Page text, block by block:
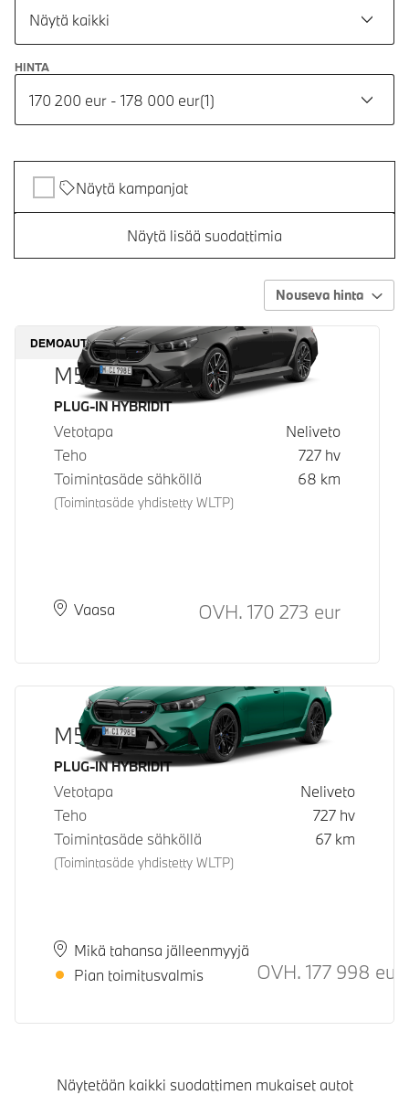
Näytä kaikki
HINTA
170 200 eur - 178 000 eur(1)
Näytä kampanjat
Näytä lisää suodattimia
Nouseva hinta
DEMOAUTO
M5 Sedan
Käyttövoima
PLUG-IN HYBRIDIT
Vetotapa
Neliveto
Teho
727 hv
Toimintasäde sähköllä
(Toimintasäde yhdistetty WLTP)
68 km
Paikkakunta
Vaasa
Toimitusaika Hinta
OVH. 170 273 eur
M5 Sedan
Käyttövoima
PLUG-IN HYBRIDIT
Vetotapa
Neliveto
Teho
727 hv
Toimintasäde sähköllä
(Toimintasäde yhdistetty WLTP)
67 km
Paikkakunta
Mikä tahansa jälleenmyyjä
Toimitusaika
Pian toimitusvalmis
OVH. 177 998 eur
Näytetään kaikki suodattimen mukaiset autot